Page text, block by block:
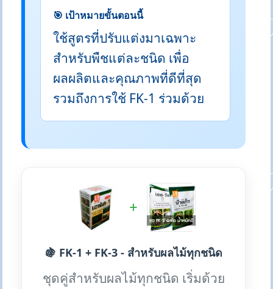
🎯 เป้าหมายขั้นตอนนี้
ใช้สูตรที่ปรับแต่งมาเฉพาะ
สำหรับพืชแต่ละชนิด เพื่อ
ผลผลิตและคุณภาพที่ดีที่สุด
รวมถึงการใช้ FK-1 ร่วมด้วย
+
🍇 FK-1 + FK-3 - สำหรับผลไม้ทุกชนิด
ชุดคู่สำหรับผลไม้ทุกชนิด เริ่มด้วย